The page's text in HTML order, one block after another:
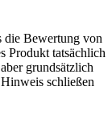
die Bewertung von
Produkt tatsächlich
grundsätzlich
Hinweis schließen